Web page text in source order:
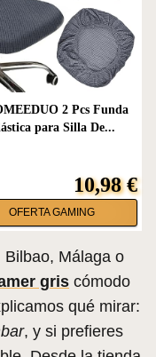
2 Pcs Funda
para Silla De...
10,98 €
OFERTA GAMING
Málaga o
gris cómodo
qué mirar:
, y si prefieres